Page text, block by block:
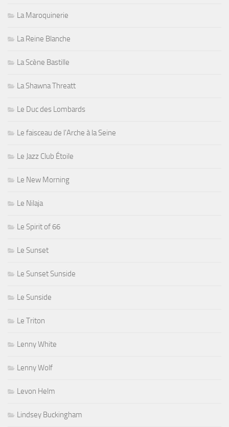
La Maroquinerie
La Reine Blanche
La Scène Bastille
La Shawna Threatt
Le Duc des Lombards
Le faisceau de l'Arche à la Seine
Le Jazz Club Étoile
Le New Morning
Le Nilaja
Le Spirit of 66
Le Sunset
Le Sunset Sunside
Le Sunside
Le Triton
Lenny White
Lenny Wolf
Levon Helm
Lindsey Buckingham